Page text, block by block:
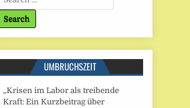
UMBRUCHSZEIT
„Krisen im Labor als treibende
Kraft: Ein Kurzbeitrag über